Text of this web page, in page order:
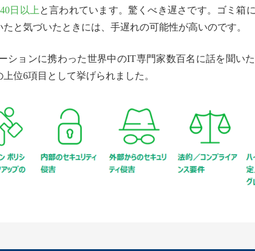
日以上 と言われています。驚くべき遅さです。ゴミ箱
と気づいたときには、手遅れの可能性が高いのです。
ションに携わった世界中のIT専門家数百名に話を聞い
位6項目として挙げられました。